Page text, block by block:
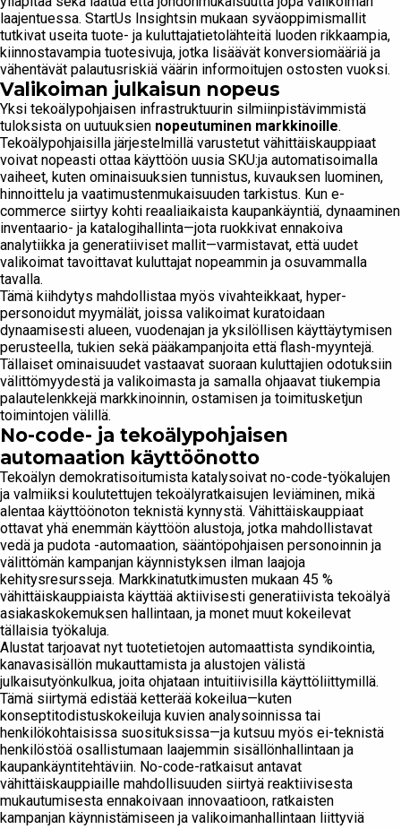
laajentuessa. StartUs Insightsin mukaan syväoppimismallit
tutkivat useita tuote- ja kuluttajatietolähteitä luoden rikkaampia,
kiinnostavampia tuotesivuja, jotka lisäävät konversiomääriä ja
vähentävät palautusriskiä väärin informoitujen ostosten vuoksi.
Valikoiman julkaisun nopeus
Yksi tekoälypohjaisen infrastruktuurin silmiinpistävimmistä
tuloksista on uutuuksien nopeutuminen markkinoille.
Tekoälypohjaisilla järjestelmillä varustetut vähittäiskauppiaat
voivat nopeasti ottaa käyttöön uusia SKU:ja automatisoimalla
vaiheet, kuten ominaisuuksien tunnistus, kuvauksen luominen,
hinnoittelu ja vaatimustenmukaisuuden tarkistus. Kun e-
commerce siirtyy kohti reaaliaikaista kaupankäyntiä, dynaaminen
inventaario- ja katalogihallinta—jota ruokkivat ennakoiva
analytiikka ja generatiiviset mallit—varmistavat, että uudet
valikoimat tavoittavat kuluttajat nopeammin ja osuvammalla
tavalla.
Tämä kiihdytys mahdollistaa myös vivahteikkaat, hyper-
personoidut myymälät, joissa valikoimat kuratoidaan
dynaamisesti alueen, vuodenajan ja yksilöllisen käyttäytymisen
perusteella, tukien sekä pääkampanjoita että flash-myyntejä.
Tällaiset ominaisuudet vastaavat suoraan kuluttajien odotuksiin
välittömyydestä ja valikoimasta ja samalla ohjaavat tiukempia
palautelenkkejä markkinoinnin, ostamisen ja toimitusketjun
toimintojen välillä.
No-code- ja tekoälypohjaisen
automaation käyttöönotto
Tekoälyn demokratisoitumista katalysoivat no-code-työkalujen
ja valmiiksi koulutettujen tekoälyratkaisujen leviäminen, mikä
alentaa käyttöönoton teknistä kynnystä. Vähittäiskauppiaat
ottavat yhä enemmän käyttöön alustoja, jotka mahdollistavat
vedä ja pudota -automaation, sääntöpohjaisen personoinnin ja
välittömän kampanjan käynnistyksen ilman laajoja
kehitysresursseja. Markkinatutkimusten mukaan 45 %
vähittäiskauppiaista käyttää aktiivisesti generatiivista tekoälyä
asiakaskokemuksen hallintaan, ja monet muut kokeilevat
tällaisia työkaluja.
Alustat tarjoavat nyt tuotetietojen automaattista syndikointia,
kanavasisällön mukauttamista ja alustojen välistä
julkaisutyönkulkua, joita ohjataan intuitiivisilla käyttöliittymillä.
Tämä siirtymä edistää ketterää kokeilua—kuten
konseptitodistuskokeiluja kuvien analysoinnissa tai
henkilökohtaisissa suosituksissa—ja kutsuu myös ei-teknistä
henkilöstöä osallistumaan laajemmin sisällönhallintaan ja
kaupankäyntitehtäviin. No-code-ratkaisut antavat
vähittäiskauppiaille mahdollisuuden siirtyä reaktiivisesta
mukautumisesta ennakoivaan innovaatioon, ratkaisten
kampanjan käynnistämiseen ja valikoimanhallintaan liittyviä